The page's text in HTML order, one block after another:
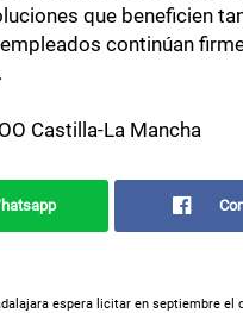
que beneficien
continúan
Castilla-La Mancha